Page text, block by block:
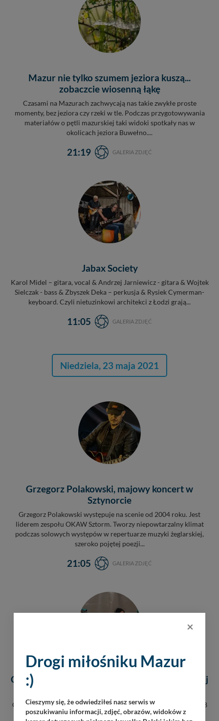
Mazur nie tylko szumem jeziora kuszą...
zobaczcie wiosenną łąkę
Czasami na Mazurach zachwycają nas takie zwykłe proste
momenty, bez jeziora czy rzeki w tle. Podczas przygotowywania
materiałów o pętli mazurskiej taki widoki spotkały nas w
okolicach jeziora Buwełno....
21:19 GALERIA ZDJĘĆ
Jabax Society
Karol Midel – gitara, vocal & Andrzej Jarniewicz - gitara & Wojtek
Sielczak - bass & Zbyszek Deka – perkusja & Rysiek Cymerman-
keyboard. Czyli nietuzinkowi architekci z Łodzi grają...
11:05 GALERIA ZDJĘĆ
Niedziela, 23 maja 2021
Grzegorz Polakowski, majowy koncert w
Sztynorcie
Grzegorz Polakowski występuje na scenie od 2004 roku. Jest
liderem zespołu OKAW Sztorm. Tworzy niepowtarzalny klimat
podczas solowych występów w repertuarze muzyki żeglarskiej,
szeroko pojętej poezji...
21:05 GALERIA ZDJĘĆ
Czarna Bandera w Stanicy Wodnej Stranda, maj
Czarna Bandera to giżycki zespół, który powstał w czerwcu 2008
roku. Tworzą go: Jarek Kwiatkowski, Bartek Biwejnis, Kamil
×
Drogi miłośniku Mazur
:)
Cieszymy się, że odwiedziłeś nasz serwis w
poszukiwaniu informacji, zdjęć, obrazów, widoków z